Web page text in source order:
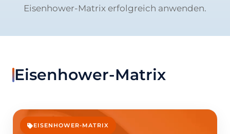
Eisenhower-Matrix erfolgreich anwenden.
Eisenhower-Matrix
EISENHOWER-MATRIX